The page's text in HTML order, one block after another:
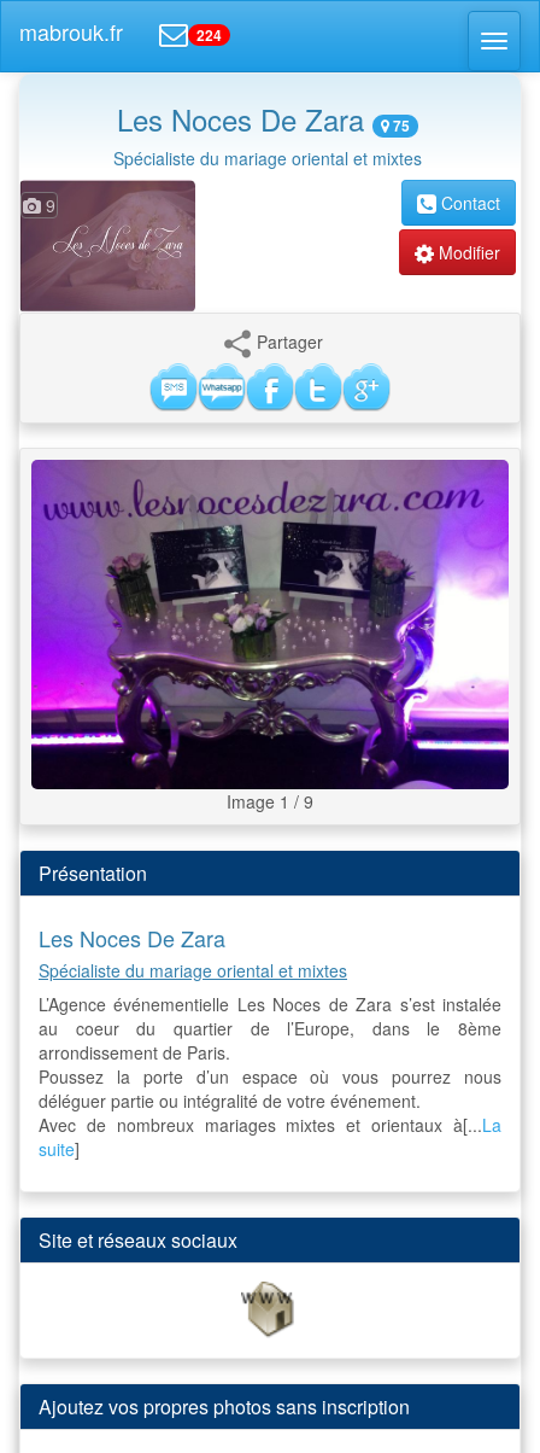
mabrouk.fr 224
Les Noces De Zara 75
Spécialiste du mariage oriental et mixtes
9
Contact
Modifier
Partager
Image 1 / 9
Présentation
Les Noces De Zara
Spécialiste du mariage oriental et mixtes
L’Agence événementielle Les Noces de Zara s’est instalée
au coeur du quartier de l’Europe, dans le 8ème
arrondissement de Paris.
Poussez la porte d’un espace où vous pourrez nous
déléguer partie ou intégralité de votre événement.
Avec de nombreux mariages mixtes et orientaux à[...La
suite]
Site et réseaux sociaux
Ajoutez vos propres photos sans inscription